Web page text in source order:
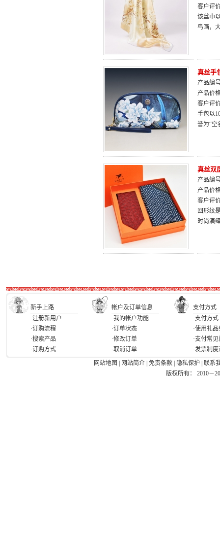
客户评
该丝巾
鸟画，
真丝手
产品编
产品价
客户评
手包以
誉为“空
真丝双
产品编
产品价
客户评
回形纹
时尚演
新手上路 帐户及订单信息
支付方式
·注册新用户
·订购流程
·搜索产品
·订购方式
·我的帐户功能
·订单状态
·修改订单
·取消订单
·支付方式
·使用礼品
·支付常
·发票制
网站地图
网站简介 免责条款 隐私保护
联系
版权所有： 2010－